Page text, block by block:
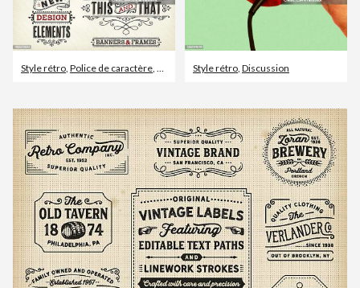
Style rétro Police de caractère BordureStyle rétro Discussion